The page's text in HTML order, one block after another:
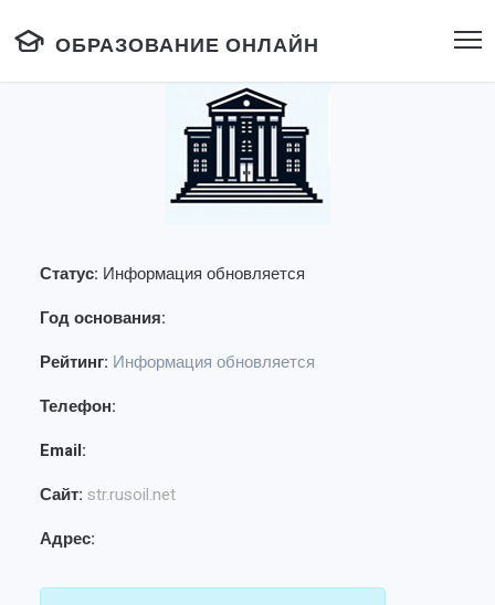
ОБРАЗОВАНИЕ ОНЛАЙН
Статус: Информация обновляется
Год основания:
Рейтинг: Информация обновляется
Телефон:
Email:
Сайт: str.rusoil.net
Адрес: